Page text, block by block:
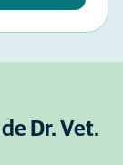
Dr. Vet.